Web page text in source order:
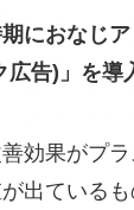
期におなじ
広告)」を導
効果がプ
出ているも